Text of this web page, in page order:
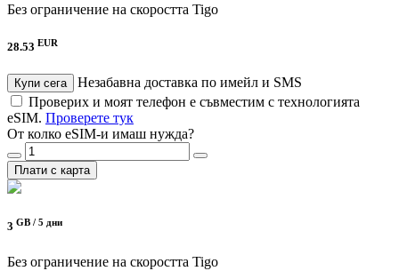
Без ограничение на скоростта Tigo
28.53 EUR
Купи сега
Незабавна доставка по имейл и SMS
Проверих и моят телефон е съвместим с технологията
eSIM. Проверете тук
От колко eSIM-и имаш нужда?
Плати с карта
3 GB / 5 дни
Без ограничение на скоростта Tigo